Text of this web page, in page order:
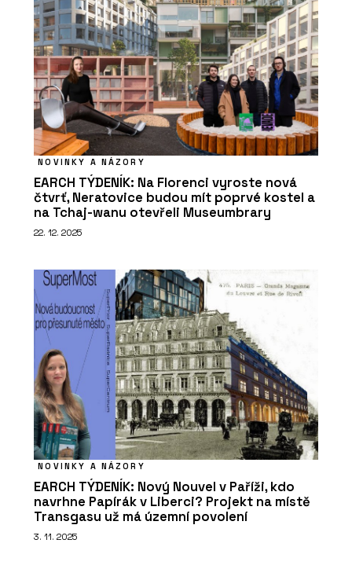
NOVINKY A NÁZORY
EARCH TÝDENÍK: Na Florenci vyroste nová
čtvrť, Neratovice budou mít poprvé kostel a
na Tchaj-wanu otevřeli Museumbrary
22. 12. 2025
NOVINKY A NÁZORY
EARCH TÝDENÍK: Nový Nouvel v Paříži, kdo
navrhne Papírák v Liberci? Projekt na místě
Transgasu už má územní povolení
3. 11. 2025